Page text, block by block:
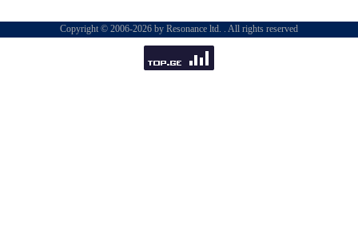
Copyright © 2006-2026 by Resonance ltd. . All rights reserved